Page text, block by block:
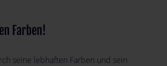
Farben!
seine lebhaften Farben und sein